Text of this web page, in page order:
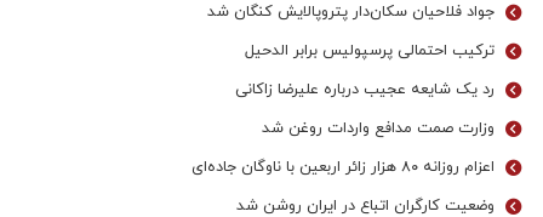
جواد فلاحیان سکان‌دار پتروپالایش کنگان شد
ترکیب احتمالی پرسپولیس برابر الدحیل
رد یک شایعه عجیب درباره علیرضا زاکانی
وزارت صمت مدافع واردات روغن شد
اعزام روزانه ۸۰ هزار زائر اربعین با ناوگان جاده‌ای
وضعیت کارگران اتباع در ایران روشن شد